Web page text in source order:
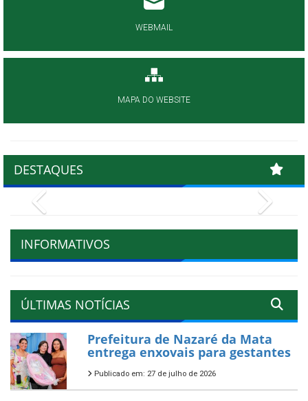
WEBMAIL
MAPA DO WEBSITE
DESTAQUES
INFORMATIVOS
ÚLTIMAS NOTÍCIAS
Prefeitura de Nazaré da Mata
entrega enxovais para gestantes
Publicado em: 27 de julho de 2026